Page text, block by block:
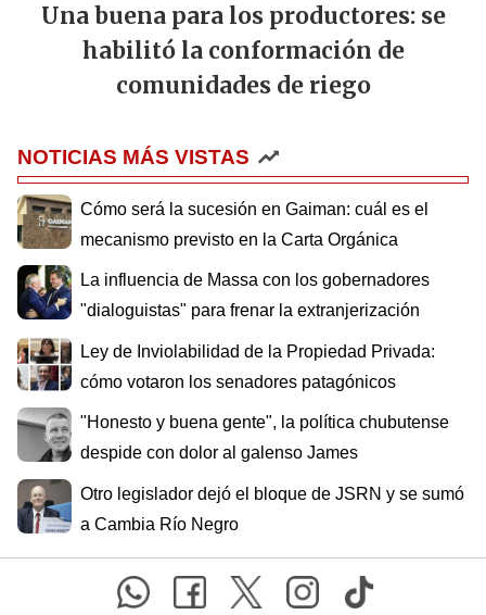
Una buena para los productores: se
habilitó la conformación de
comunidades de riego
NOTICIAS MÁS VISTAS
Cómo será la sucesión en Gaiman: cuál es el
mecanismo previsto en la Carta Orgánica
La influencia de Massa con los gobernadores
"dialoguistas" para frenar la extranjerización
Ley de Inviolabilidad de la Propiedad Privada:
cómo votaron los senadores patagónicos
"Honesto y buena gente", la política chubutense
despide con dolor al galenso James
Otro legislador dejó el bloque de JSRN y se sumó
a Cambia Río Negro